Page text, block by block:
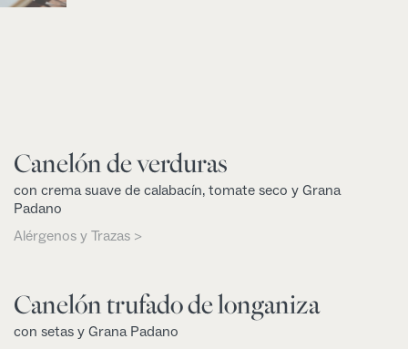
Canelón de verduras
con crema suave de calabacín, tomate seco y Grana
Padano
Alérgenos y Trazas >
Canelón trufado de longaniza
con setas y Grana Padano